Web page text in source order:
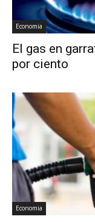
Economia
El gas en
por ciento
Economia